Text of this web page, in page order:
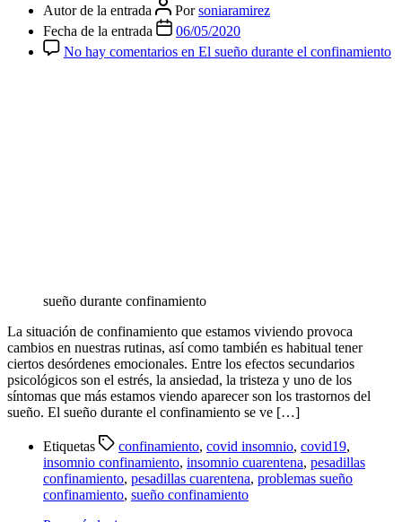
Autor de la entrada Porsoniaramirez
Fecha de la entrada
06/05/2020
No hay comentarios en El sueño durante el confinamiento
sueño durante confinamiento
La situación de confinamiento que estamos viviendo provoca
cambios en nuestras rutinas, así como también es habitual tener
ciertos desórdenes emocionales. Entre los efectos secundarios
psicológicos son el estrés, la ansiedad, la tristeza y uno de los
síntomas que más estamos viendo aparecer son los trastornos del
sueño. El sueño durante el confinamiento se ve […]
Etiquetas confinamiento, covid insomnio, covid19,
insomnio confinamiento, insomnio cuarentena, pesadillas
confinamiento, pesadillas cuarentena, problemas sueño
confinamiento, sueño confinamiento